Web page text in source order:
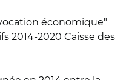
économique"
2014-2020 Caisse des